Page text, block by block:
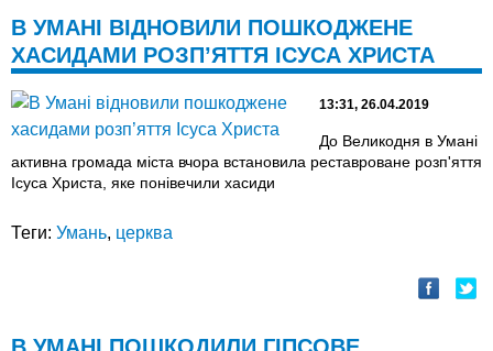
В УМАНІ ВІДНОВИЛИ ПОШКОДЖЕНЕ
ХАСИДАМИ РОЗП’ЯТТЯ ІСУСА ХРИСТА
13:31, 26.04.2019
До Великодня в Умані
активна громада міста вчора встановила реставроване розп'яття
Ісуса Христа, яке понівечили хасиди
Теги: Умань, церква